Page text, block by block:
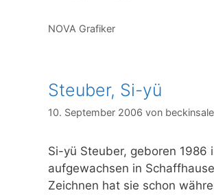
Kategorien
NOVA Grafiker
Steuber, Si-yü
10. September 2006 von beckinsale
Si-yü Steuber, geboren 1986
aufgewachsen in
Zeichnen hat sie schon